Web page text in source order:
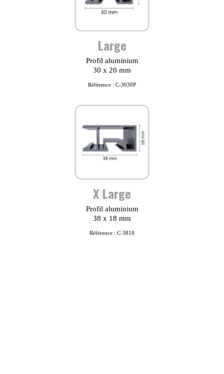
Large
Profil aluminium
30 x 20 mm
Référence : C-3030P
X Large
Profil aluminium
38 x 18 mm
Référence : C-3818